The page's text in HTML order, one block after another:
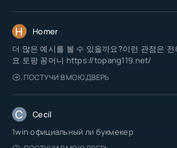
H Homer
더 많은 예시를 볼 수 있을까요?이런 관점은
요 토팡 꽁머니 https://topang119.net/
ПОСТУЧИ В МОЮ ДВЕРЬ
C Cecil
1win официальный ли букмекер